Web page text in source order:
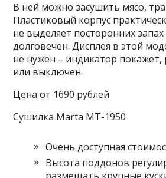
В ней можно засушить мясо,
Пластиковый корпус
не выделяет посторонних
долговечен. Дисплея в этой
не нужен – индикатор покажет,
или выключен.
Цена от 1690 рублей
Сушилка Marta MT-1950
Очень доступная
Высота поддонов